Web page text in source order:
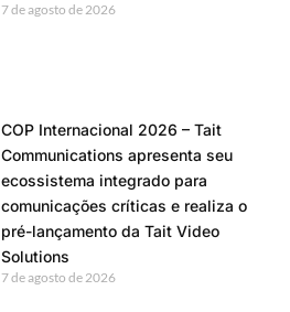
7 de agosto de 2026
COP Internacional 2026 – Tait
Communications apresenta seu
ecossistema integrado para
comunicações críticas e realiza o
pré-lançamento da Tait Video
Solutions
7 de agosto de 2026